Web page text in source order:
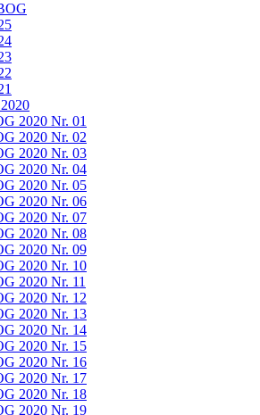
2020 Nr. 01
2020 Nr. 02
2020 Nr. 03
2020 Nr. 04
2020 Nr. 05
2020 Nr. 06
2020 Nr. 07
2020 Nr. 08
2020 Nr. 09
2020 Nr. 10
2020 Nr. 11
2020 Nr. 12
2020 Nr. 13
2020 Nr. 14
2020 Nr. 15
2020 Nr. 16
2020 Nr. 17
2020 Nr. 18
2020 Nr. 19